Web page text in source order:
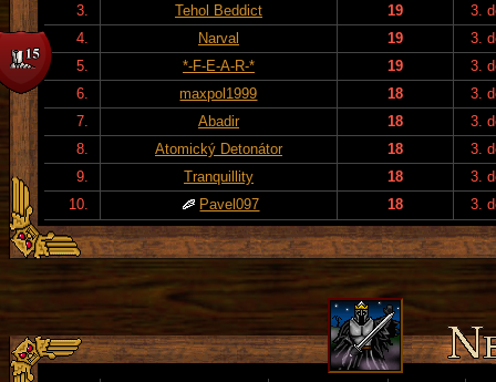
3.
Tehol Beddict 19
3.
4.
Narval 19
3.
5.
*-F-E-A-R-* 19
3.
6.
maxpol1999 18
3.
7.
Abadir 18
3.
8.
Atomický Detonátor 18
3.
9.
Tranquillity 18
3.
10.
Pavel097 18 3.